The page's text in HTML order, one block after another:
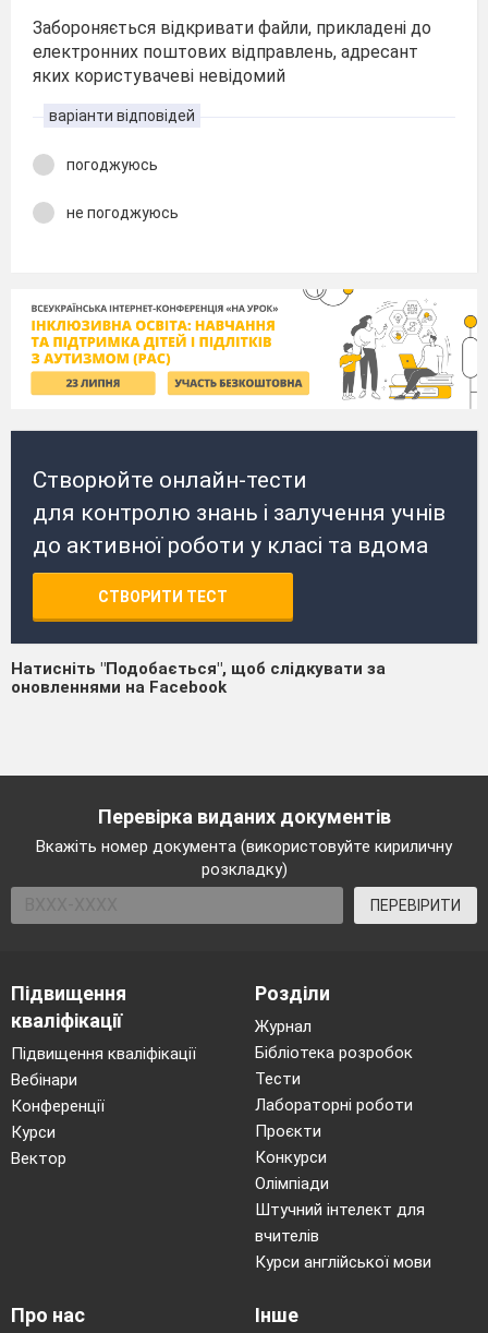
Забороняється відкривати файли, прикладені до
електронних поштових відправлень, адресант
яких користувачеві невідомий
варіанти відповідей
погоджуюсь
не погоджуюсь
Створюйте онлайн-тести
для контролю знань і залучення учнів
до активної роботи у класі та вдома
СТВОРИТИ ТЕСТ
Натисніть "Подобається", щоб слідкувати за
оновленнями на Facebook
Перевірка виданих документів
Вкажіть номер документа (використовуйте кириличну
розкладку)
ПЕРЕВІРИТИ
Підвищення
кваліфікації
Підвищення кваліфікації
Вебінари
Конференції
Курси
Вектор
Розділи
Журнал
Бібліотека розробок
Тести
Лабораторні роботи
Проєкти
Конкурси
Олімпіади
Штучний інтелект для
вчителів
Курси англійської мови
Про нас Інше